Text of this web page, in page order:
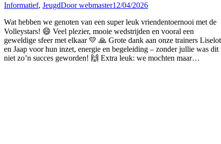
Informatief, JeugdDoorwebmaster12/04/2026
Wat hebben we genoten van een super leuk vriendentoernooi met de
Volleystars! 😄 Veel plezier, mooie wedstrijden en vooral een
geweldige sfeer met elkaar 💛 🙏 Grote dank aan onze trainers
en Jaap voor hun inzet, energie en begeleiding – zonder jullie was dit
niet zo’n succes geworden! 🙌 Extra leuk: we mochten maar…